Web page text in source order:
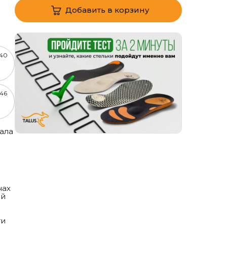
Добавить в корзину